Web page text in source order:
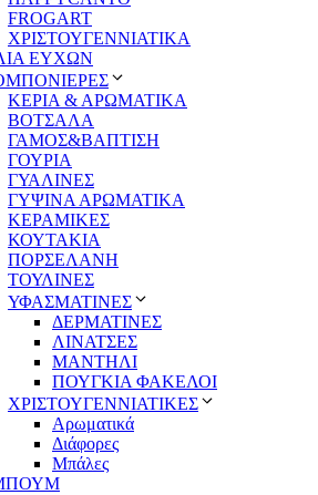
FROGART
ΧΡΙΣΤΟΥΓΕΝΝΙΑΤΙΚΑ
ΕΥΧΩΝ
ΚΕΡΙΑ & ΑΡΩΜΑΤΙΚΑ
ΒΟΤΣΑΛΑ
ΓΑΜΟΣ&ΒΑΠΤΙΣΗ
ΓΟΥΡΙΑ
ΓΥΑΛΙΝΕΣ
ΓΥΨΙΝΑ ΑΡΩΜΑΤΙΚΑ
ΚΕΡΑΜΙΚΕΣ
ΚΟΥΤΑΚΙΑ
ΠΟΡΣΕΛΑΝΗ
ΤΟΥΛΙΝΕΣ
ΥΦΑΣΜΑΤΙΝΕΣ
ΔΕΡΜΑΤΙΝΕΣ
ΛΙΝΑΤΣΕΣ
ΜΑΝΤΗΛΙ
ΠΟΥΓΚΙΑ ΦΑΚΕΛΟΙ
ΧΡΙΣΤΟΥΓΕΝΝΙΑΤΙΚΕΣ
Αρωματικά
Διάφορες
Μπάλες